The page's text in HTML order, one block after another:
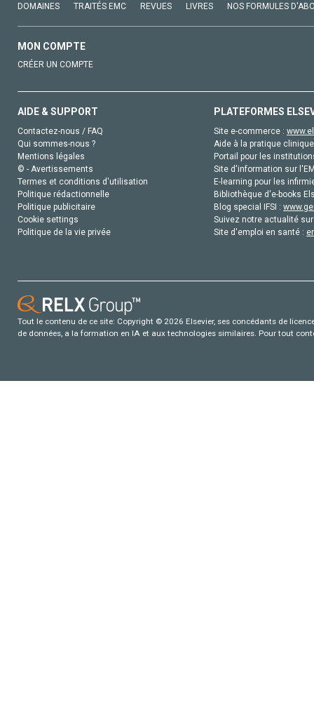
DOMAINES TRAITÉS EMC REVUES LIVRES NOS FORMULES
MON COMPTE
CRÉER UN COMPTE
AIDE & SUPPORT
Contactez-nous / FAQ
Qui sommes-nous ?
Mentions légales
© - Avertissements
Termes et conditions d'utilisation
Politique rédactionnelle
Politique publicitaire
Cookie settings
Politique de la vie privée
PLATEFORMES
Site e-commerce :
Aide à la pratique
Portail pour les
Site d'information sur
E-learning pour les
Bibliothèque d'e-books
Blog special IFSI :
Suivez notre actualité
Site d'emploi en santé :
Tout le contenu de ce site: Copyright © 2026 Elsevier, ses concédants de
de données, a la formation en IA et aux technologies similaires. Pour tout